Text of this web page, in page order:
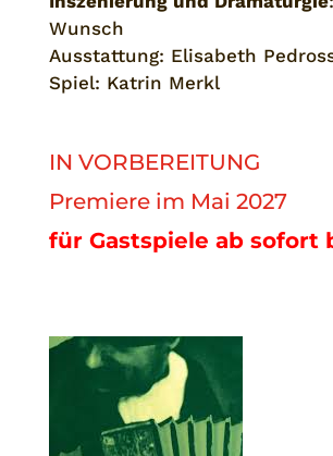
Wunsch
Ausstattung: Elisabeth
Spiel: Katrin Merkl
IN VORBEREITUNG
Premiere im Mai 2027
für Gastspiele ab sofort